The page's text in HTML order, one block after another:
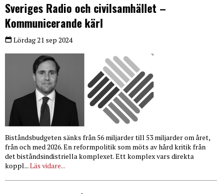
Sveriges Radio och civilsamhället –
Kommunicerande kärl
Lördag 21 sep 2024
Biståndsbudgeten sänks från 56 miljarder till 53 miljarder om året,
från och med 2026. En reformpolitik som möts av hård kritik från
det biståndsindistriella komplexet. Ett komplex vars direkta
koppl...Läs vidare...